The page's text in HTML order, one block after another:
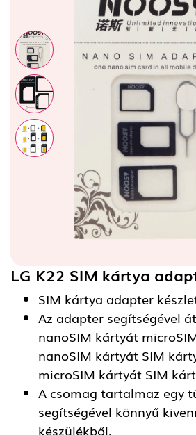
LG K22 SIM kártya
SIM kártya adapter
Az adapter segítségével
nanoSIM kártyát
nanoSIM kártyát SIM
microSIM kártyát SIM
A csomag tartalmaz egy
segítségével könnyű
készülékből.